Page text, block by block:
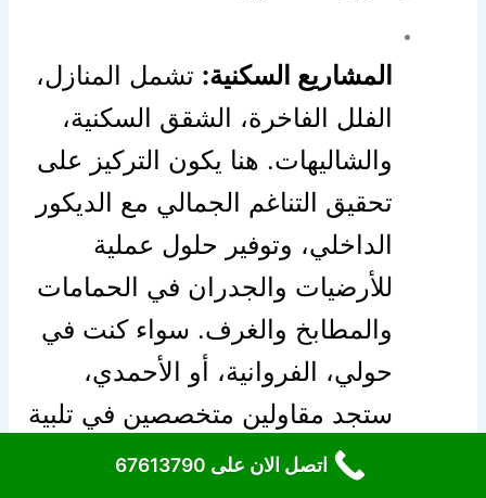
المشاريع السكنية: تشمل المنازل،
الفلل الفاخرة، الشقق السكنية،
والشاليهات. هنا يكون التركيز على
تحقيق التناغم الجمالي مع الديكور
الداخلي، وتوفير حلول عملية
للأرضيات والجدران في الحمامات
والمطابخ والغرف. سواء كنت في
حولي، الفروانية، أو الأحمدي،
ستجد مقاولين متخصصين في تلبية
احتياجات المنازل.
اتصل الان على 67613790